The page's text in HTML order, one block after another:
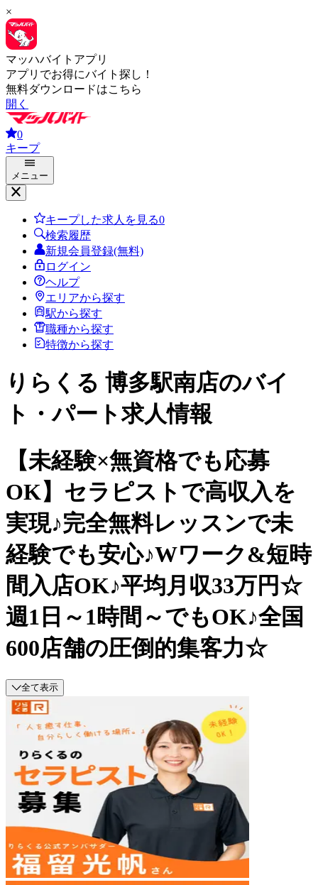
×
マッハバイトアプリ
アプリでお得にバイト探し！
無料ダウンロードはこちら
開く
0
キープ
メニュー
キープした求人を見る0
検索履歴
新規会員登録(無料)
ログイン
ヘルプ
エリアから探す
駅から探す
職種から探す
特徴から探す
りらくる 博多駅南店のバイ
ト・パート求人情報
【未経験×無資格でも応募
OK】セラピストで高収入を
実現♪完全無料レッスンで未
経験でも安心♪Wワーク&短時
間入店OK♪平均月収33万円☆
週1日～1時間～でもOK♪全国
600店舗の圧倒的集客力☆
全て表示